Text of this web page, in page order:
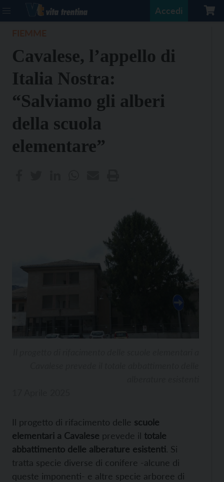
Accedi
Cavalese, l’appello di
Italia Nostra:
“Salviamo gli alberi
della scuola
elementare”
Il progetto di rifacimento delle scuole
elementari a Cavalese prevede il totale
abbattimento delle alberature esistenti. Si
tratta specie diverse di conifere -alcune di
queste imponenti- e altre specie arboree di